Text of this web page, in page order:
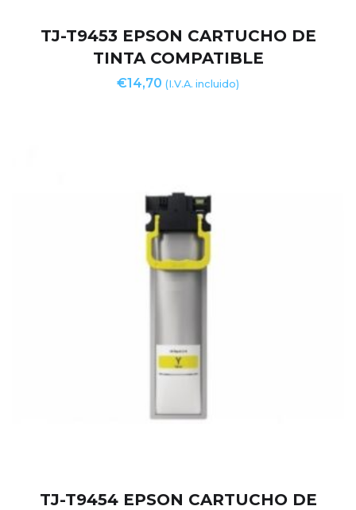
TJ-T9453 EPSON CARTUCHO DE
TINTA COMPATIBLE
€14,70 (I.V.A. incluido)
TJ-T9454 EPSON CARTUCHO DE